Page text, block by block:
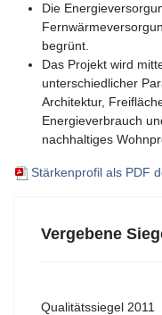
Die
begrünt.
Das Projekt wird
unterschiedlicher
Architektur,
Energieverbrauch
nachhaltiges
Stärkenprofil als PDF
Vergebene
Qualitätssiegel 2011